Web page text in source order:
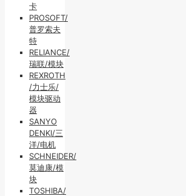
卡
PROSOFT/
普罗索夫
特
RELIANCE/
瑞联/模块
REXROTH
/力士乐/
模块驱动
器
SANYO
DENKI/三
洋/电机
SCHNEIDER/
莫迪康/模
块
TOSHIBA/